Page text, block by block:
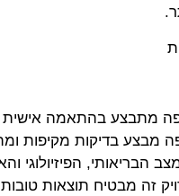
מתבצע בהתאמה אישית
מבצע בדיקות מקיפות
הבריאותי, הפיזיולוגי
זה מבטיח תוצאות טובות